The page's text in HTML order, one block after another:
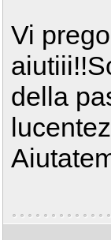
Vi
della